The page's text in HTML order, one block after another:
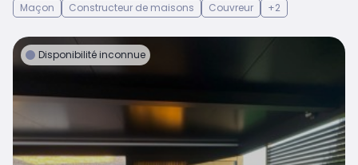
Maçon
Constructeur de maisons Couvreur +2
Disponibilité inconnue